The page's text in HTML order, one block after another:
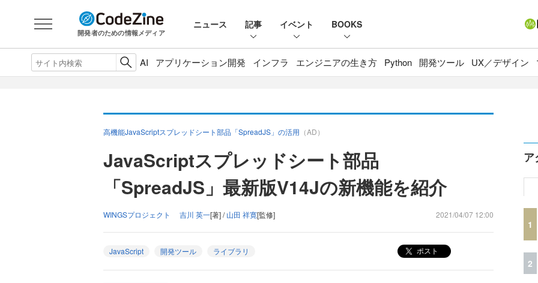
開発者のための情報メディア
ニュース 記事 イベント BOOKS
AI アプリケーション開発 インフラ エンジニアの生き方 Python 開発ツール UX／デザイン
高機能JavaScriptスプレッドシート部品「SpreadJS」の活用 （AD）
JavaScriptスプレッドシート部品
「SpreadJS」最新版V14Jの新機能を紹介
WINGSプロジェクト 吉川 英一[著] /山田 祥寛[監修] 2021/04/07 12:00
JavaScript 開発ツール ライブラリ ポスト
ア
1
2